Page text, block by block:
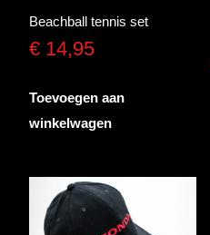
Beachball tennis set
€ 14,95
Toevoegen aan
winkelwagen